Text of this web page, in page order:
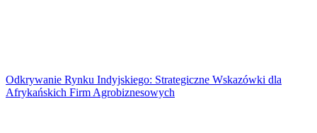
Odkrywanie Rynku Indyjskiego: Strategiczne Wskazówki dla
Afrykańskich Firm Agrobiznesowych